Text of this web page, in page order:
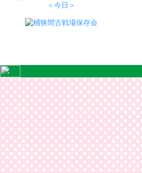
＜今日＞